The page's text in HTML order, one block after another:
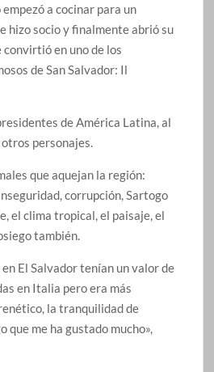
a cocinar para un
hizo socio y finalmente abrió su
convirtió en uno de los
de San Salvador: Il
de América Latina, al
personajes.
que aquejan la región:
corrupción, Sartogo
el clima tropical, el paisaje, el
también.
El Salvador tenían un valor de
en Italia pero era más
la tranquilidad de
que me ha gustado mucho»,